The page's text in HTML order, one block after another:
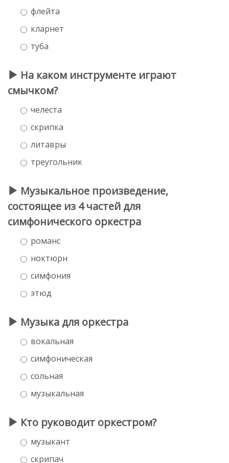
флейта
кларнет
туба
На каком инструменте играют
смычком?
челеста
скрипка
литавры
треугольник
Музыкальное произведение,
состоящее из 4 частей для
симфонического оркестра
романс
ноктюрн
симфония
этюд
Музыка для оркестра
вокальная
симфоническая
сольная
музыкальная
Кто руководит оркестром?
музыкант
скрипач